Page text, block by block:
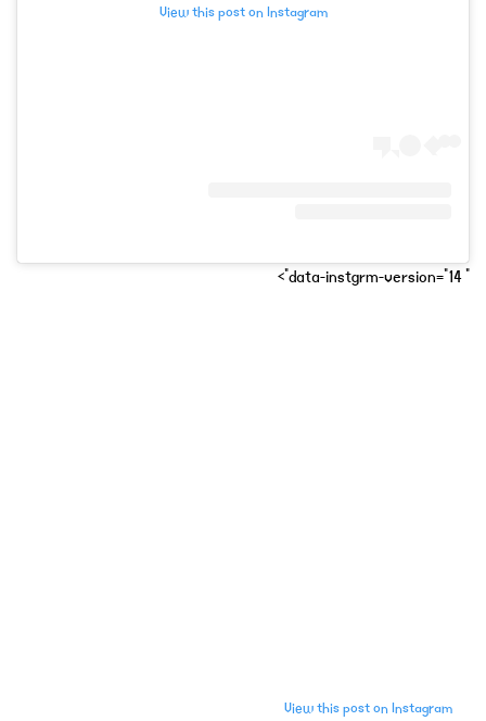
View this post on Instagram
" data-instgrm-version="14">
View this post on Instagram